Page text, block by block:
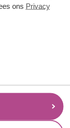
ons Privacy
van jou
van de